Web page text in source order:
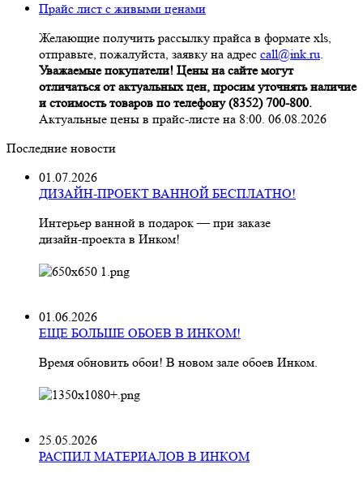
Прайс лист с живыми ценами
Желающие получить рассылку прайса в формате xls,
отправьте, пожалуйста, заявку на адрес call@ink.ru.
Уважаемые покупатели! Цены на сайте могут
отличаться от актуальных цен, просим уточнять наличие
и стоимость товаров по телефону (8352) 700-800.
Актуальные цены в прайс-листе на 8:00. 06.08.2026
Последние новости
01.07.2026
ДИЗАЙН-ПРОЕКТ ВАННОЙ БЕСПЛАТНО!
Интерьер ванной в подарок — при заказе
дизайн‑проекта в Инком!
01.06.2026
ЕЩЕ БОЛЬШЕ ОБОЕВ В ИНКОМ!
Время обновить обои! В новом зале обоев Инком.
25.05.2026
РАСПИЛ МАТЕРИАЛОВ В ИНКОМ